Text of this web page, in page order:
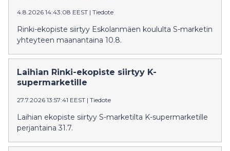
4.8.2026 14:43:08 EEST | Tiedote
Rinki-ekopiste siirtyy Eskolanmäen koululta S-marketin
yhteyteen maanantaina 10.8.
Laihian Rinki-ekopiste siirtyy K-
supermarketille
27.7.2026 13:57:41 EEST | Tiedote
Laihian ekopiste siirtyy S-marketilta K-supermarketille
perjantaina 31.7.